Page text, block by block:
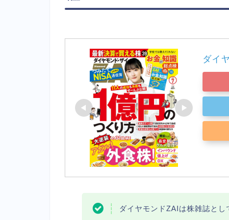
ダイ
ダイヤモンドZAIは株雑誌とし